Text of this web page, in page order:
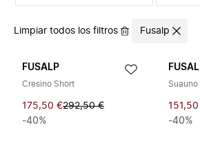
Limpiar todos los filtros Fusalp
FUSALP
Cresino Short
175,50 €292,50 €
-40%
-40%